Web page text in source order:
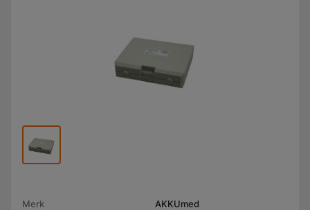
Merk AKKUmed